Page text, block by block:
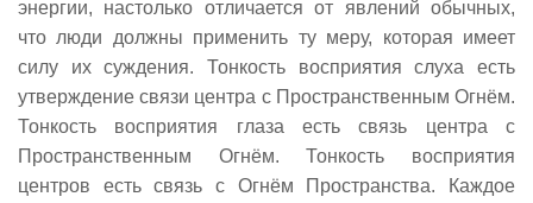
энергии, настолько отличается от явлений обычных,
что люди должны применить ту меру, которая имеет
силу их суждения. Тонкость восприятия слуха есть
утверждение связи центра с Пространственным Огнём.
Тонкость восприятия глаза есть связь центра с
Пространственным Огнём. Тонкость восприятия
центров есть связь с Огнём Пространства. Каждое